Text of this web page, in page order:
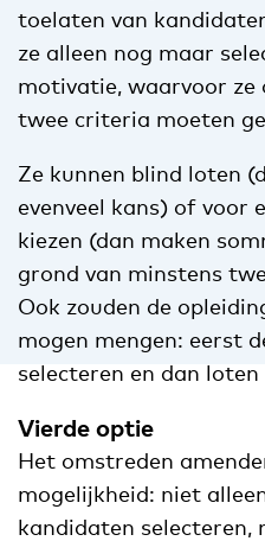
toelaten van
ze alleen nog maar
motivatie, waarvoor ze
twee criteria moeten
Ze kunnen blind loten
evenveel kans) of voor
kiezen (dan maken
grond van minstens
Ook zouden de
mogen mengen: eerst
selecteren en dan
Vierde optie
Het omstreden
mogelijkheid: niet
kandidaten selecteren,